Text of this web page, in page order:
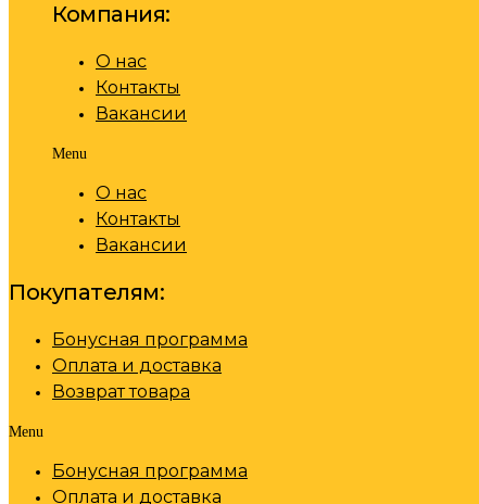
Компания:
О нас
Контакты
Вакансии
Menu
О нас
Контакты
Вакансии
Покупателям:
Бонусная программа
Оплата и доставка
Возврат товара
Menu
Бонусная программа
Оплата и доставка